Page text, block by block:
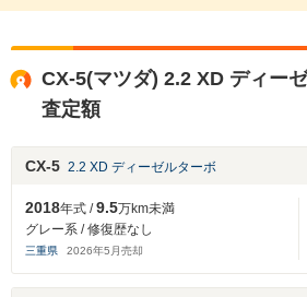
CX-5(マツダ) 2.2 XD ディー
査定額
CX-5 2.2 XD ディーゼルターボ
2018年式 /9.5万km未満
グレー系 / 修復歴なし
三重県 2026年5 月売却